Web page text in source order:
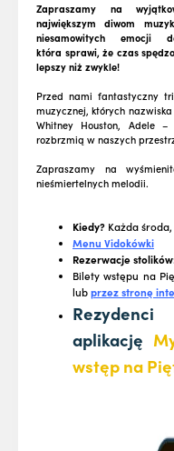
Zapraszamy na
największym diwom
niesamowitych emocji
która sprawi, że czas
lepszy niż zwykle!
Przed nami fantastyczny
muzycznej, których
Whitney Houston, Adele
rozbrzmią w naszych
Zapraszamy na
nieśmiertelnych melodii.
Kiedy? Każda
Menu Vidokówki
Rezerwacje
Bilety wstępu na
lubprzez stronę
aplikację
wstęp na